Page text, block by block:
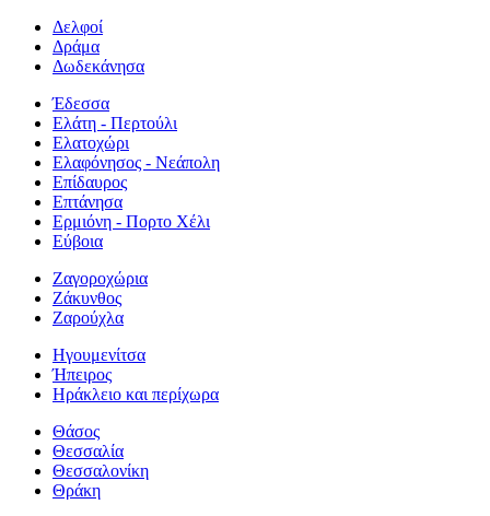
Δελφοί
Δράμα
Δωδεκάνησα
Έδεσσα
Ελάτη - Περτούλι
Ελατοχώρι
Ελαφόνησος - Νεάπολη
Επίδαυρος
Επτάνησα
Ερμιόνη - Πορτο Χέλι
Εύβοια
Ζαγοροχώρια
Ζάκυνθος
Ζαρούχλα
Ηγουμενίτσα
Ήπειρος
Ηράκλειο και περίχωρα
Θάσος
Θεσσαλία
Θεσσαλονίκη
Θράκη